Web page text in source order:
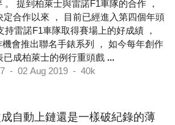
。 提到柏萊士與雷諾F1車隊的合作 ，
定合作以來 ， 目前已經進入第四個年頭
持雷諾F1車隊取得賽場上的好成績 ，
會推出聯名手錶系列 ， 如今每年創作
已成柏萊士的例行重頭戲 ...
- 02 Aug 2019 - 40k
自動上鏈還是一樣破紀錄的薄